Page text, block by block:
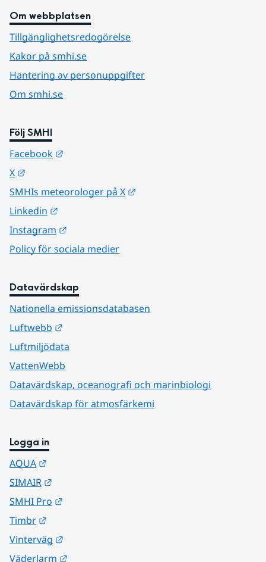
Om webbplatsen
Tillgänglighetsredogörelse
Kakor på smhi.se
Hantering av personuppgifter
Om smhi.se
Följ SMHI
Facebook
X
SMHIs meteorologer på X
Linkedin
Instagram
Policy för sociala medier
Datavärdskap
Nationella emissionsdatabasen
Luftwebb
Luftmiljödata
VattenWebb
Datavärdskap, oceanografi och marinbiologi
Datavärdskap för atmosfärkemi
Logga in
AQUA
SIMAIR
SMHI Pro
Timbr
Vinterväg
Väderlarm